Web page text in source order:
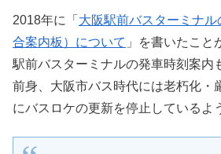
2018年に「 大阪駅前バスターミナ
合案内板）について 」を書いたこと
駅前バスターミナルの発車時刻案内
前身、大阪市バス時代には老朽化・
にバスロケの更新を停止しているよ